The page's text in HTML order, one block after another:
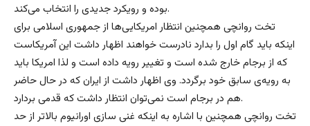
بوده و رویکرد جدیدی را انتخاب می‌کند.
تخت روانچی همچنین انتظار امریکایی‌ها از جمهوری اسلامی برای
اینکه باید گام اول را بدارد نادرست خواهند اظهار داشت این آمریکاست
که از برجام خارج شده است و تغییر رویه داده است و لذا امریکا باید
به رویه‌ی سابق خود برگردد. وی اظهار داشت از ایران که در حال حاضر
هم در برجام است نمی‌توان انتظار داشت که قدمی بردارد.
تخت روانچی همچنین با اشاره به اینکه غنی سازی اورانیوم بالاتر از حد